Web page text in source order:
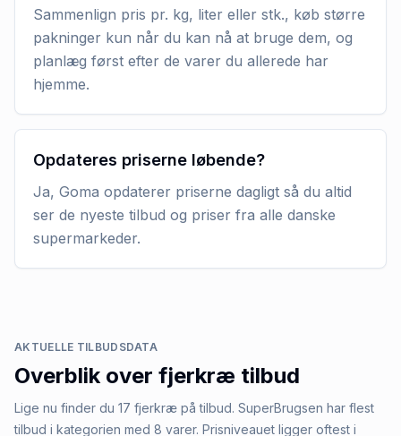
Sammenlign pris pr. kg, liter eller stk., køb større
pakninger kun når du kan nå at bruge dem, og
planlæg først efter de varer du allerede har
hjemme.
Opdateres priserne løbende?
Ja, Goma opdaterer priserne dagligt så du altid
ser de nyeste tilbud og priser fra alle danske
supermarkeder.
AKTUELLE TILBUDSDATA
Overblik over fjerkræ tilbud
Lige nu finder du 17 fjerkræ på tilbud. SuperBrugsen har flest
tilbud i kategorien med 8 varer. Prisniveauet ligger oftest i